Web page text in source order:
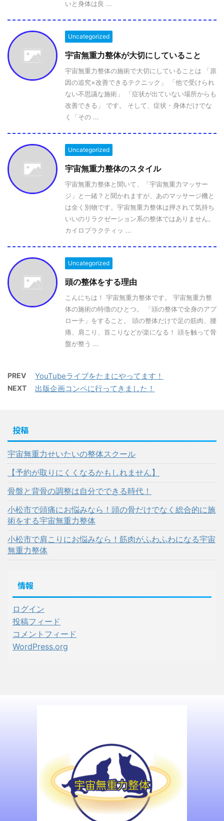
いと身体は良 ...
Uncategorized
宇宙無重力整体が大切にしていること
宇宙無重力整体の施術で大切にしていることは 「原
因の追究×改善できるテクニック」 「他で受けられ
ない不思議な施術」 「症状が出ていない場所からも
改善できる」 です。 そして、症状・身体だけでな
く「その ...
Uncategorized
宇宙無重力整体のスタイル
宇宙無重力整体と聞いて、「宇宙無重力マッサー
ジ」と一緒？と聞かれますが、あのマッサージ機と
は全く別物です。宇宙無重力整体は押されて気持ち
いいのリラクゼーション系の整体ではありません。
カイロプラクティッ ...
Uncategorized
頭の整体をする理由
こんにちは！ 宇宙無重力整体です。 宇宙無重力整
体の施術の特徴のひとつ。 「頭の整体で全身のアプ
ローチ」をすること。 頭の整体だけで足の筋肉、腰
痛、肩こり、首こりなどが楽になる！ 頭を触って骨
盤が整う ...
PREV YouTubeライブをたまにやってます！
NEXT 出版企画コンペに行ってきました！
投稿
宇宙無重力せいたいの整体スクール
【予約が取りにくくなるかもしれません】
骨盤と背骨の調整は自分でできる時代！
小松市で頭痛にお悩みなら！頭の骨だけでなく総合的に施
術をする宇宙無重力整体
小松市で肩こりにお悩みなら！筋肉がふわふわになる宇宙
無重力整体
情報
ログイン
投稿フィード
コメントフィード
WordPress.org